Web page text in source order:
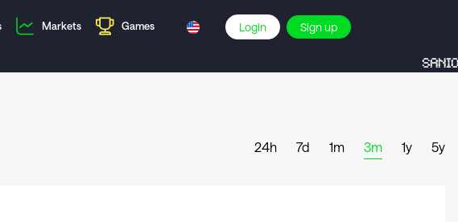
Markets Games Login Sign up
24h 7d 1m 3m 1y 5y